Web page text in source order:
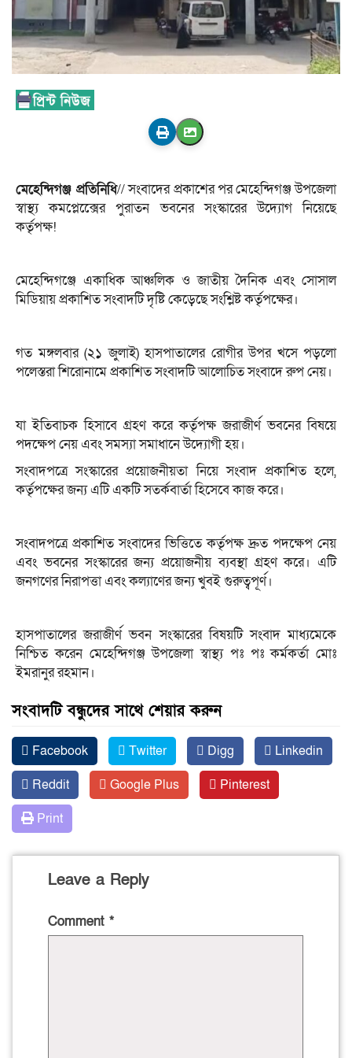
মেহেন্দিগঞ্জ প্রতিনিধি// সংবাদের প্রকাশের পর মেহেন্দিগঞ্জ উপজেলা
স্বাস্থ্য কমপ্লেক্সেের পুরাতন ভবনের সংস্কারের উদ্যোগ নিয়েছে
কর্তৃপক্ষ!
মেহেন্দিগঞ্জে একাধিক আঞ্চলিক ও জাতীয় দৈনিক এবং সোসাল
মিডিয়ায় প্রকাশিত সংবাদটি দৃষ্টি কেড়েছে সংশ্লিষ্ট কর্তৃপক্ষের।
গত মঙ্গলবার (২১ জুলাই) হাসপাতালের রোগীর উপর খসে পড়লো
পলেস্তরা শিরোনামে প্রকাশিত সংবাদটি আলোচিত সংবাদে রুপ নেয়।
যা ইতিবাচক হিসাবে গ্রহণ করে কর্তৃপক্ষ জরাজীর্ণ ভবনের বিষয়ে
পদক্ষেপ নেয় এবং সমস্যা সমাধানে উদ্যোগী হয়।
সংবাদপত্রে সংস্কারের প্রয়োজনীয়তা নিয়ে সংবাদ প্রকাশিত হলে,
কর্তৃপক্ষের জন্য এটি একটি সতর্কবার্তা হিসেবে কাজ করে।
সংবাদপত্রে প্রকাশিত সংবাদের ভিত্তিতে কর্তৃপক্ষ দ্রুত পদক্ষেপ নেয়
এবং ভবনের সংস্কারের জন্য প্রয়োজনীয় ব্যবস্থা গ্রহণ করে। এটি
জনগণের নিরাপত্তা এবং কল্যাণের জন্য খুবই গুরুত্বপূর্ণ।
হাসপাতালের জরাজীর্ণ ভবন সংস্কারের বিষয়টি সংবাদ মাধ্যমেকে
নিশ্চিত করেন মেহেন্দিগঞ্জ উপজেলা স্বাস্থ্য পঃ পঃ কর্মকর্তা মোঃ
ইমরানুর রহমান।
সংবাদটি বন্ধুদের সাথে শেয়ার করুন
Facebook Twitter Digg
Linkedin
Reddit
Google Plus
Pinterest
Print
Leave a Reply
Comment *